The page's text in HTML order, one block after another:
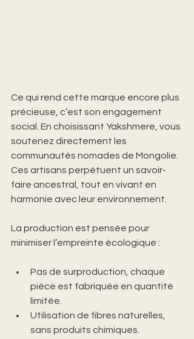
Ce qui rend cette marque encore plus
précieuse, c’est son engagement
social. En choisissant Yakshmere, vous
soutenez directement les
communautés nomades de Mongolie.
Ces artisans perpétuent un savoir-
faire ancestral, tout en vivant en
harmonie avec leur environnement.
La production est pensée pour
minimiser l’empreinte écologique :
Pas de surproduction, chaque
pièce est fabriquée en quantité
limitée.
Utilisation de fibres naturelles,
sans produits chimiques.